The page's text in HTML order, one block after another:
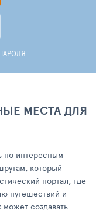
МЕСТА ДЛЯ
по интересным
который
портал, где
путешествий и
создавать